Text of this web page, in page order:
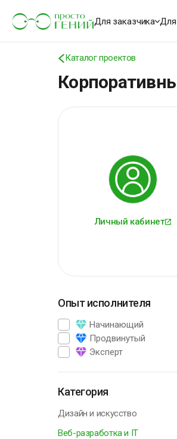
Для заказчика Для
Каталог проектов
Личный кабинет
Опыт исполнителя
Начинающий
Продвинутый
Эксперт
Категория
Дизайн и искусство
Веб-разработка и IT